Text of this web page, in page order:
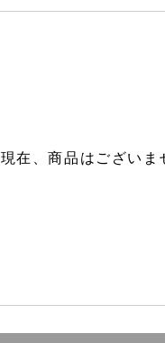
現在、商品はございま